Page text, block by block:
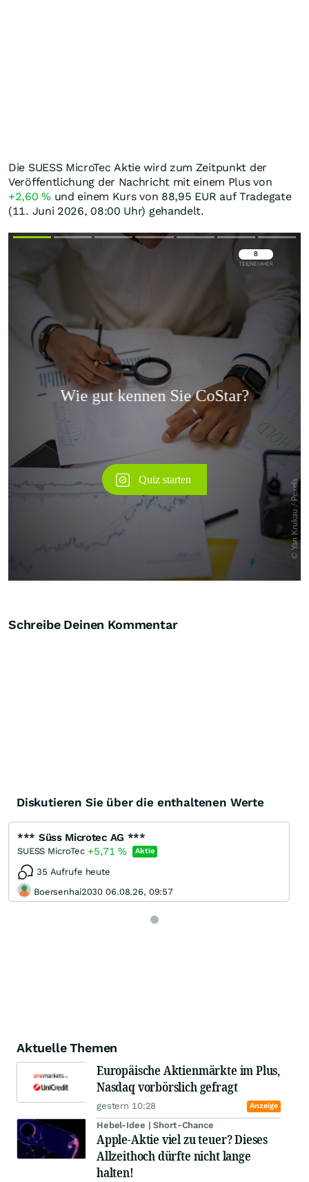
Die SUESS MicroTec Aktie wird zum Zeitpunkt der
Veröffentlichung der Nachricht mit einem Plus von
+2,60% und einem Kurs von 88,95 EUR auf Tradegate
(11. Juni 2026, 08:00 Uhr) gehandelt.
Überspringen
Schreibe Deinen Kommentar
Diskutieren Sie über die enthaltenen Werte
*** Süss Microtec AG ***
SUESS MicroTec +5,71% Aktie
35 Aufrufe heute
Boersenhai2030 06.08.26, 09:57
Aktuelle Themen
Europäische Aktienmärkte im Plus,
Nasdaq vorbörslich gefragt
gestern 10:28 Anzeige
Hebel-Idee | Short-Chance
Apple-Aktie viel zu teuer? Dieses
Allzeithoch dürfte nicht lange
halten!